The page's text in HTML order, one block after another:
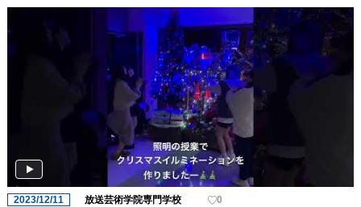
2023/12/11 放送芸術学院専門学校
0